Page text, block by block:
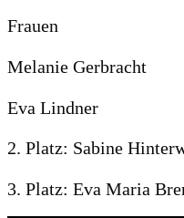
Frauen
Melanie Gerbracht
Eva Lindner
2. Platz: Sabine
3. Platz: Eva Maria